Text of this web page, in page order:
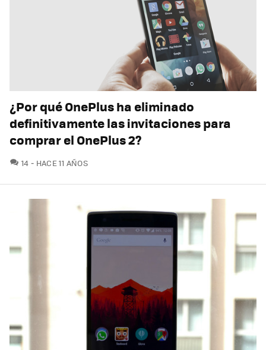
¿Por qué OnePlus ha eliminado
definitivamente las invitaciones para
comprar el OnePlus 2?
14 COMENTARIOS
HACE 11 AÑOS